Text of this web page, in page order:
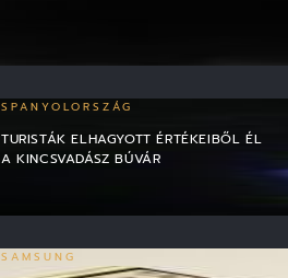
SPANYOLORSZÁG
TURISTÁK ELHAGYOTT ÉRTÉKEIBŐL ÉL
A KINCSVADÁSZ BÚVÁR
SAMSUNG